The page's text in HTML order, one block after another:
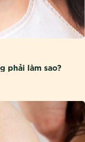
phải làm sao?